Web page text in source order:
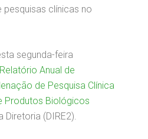
clínicas no
segunda-feira
Anual de
de Pesquisa Clínica
Produtos Biológicos
Diretoria (DIRE2).